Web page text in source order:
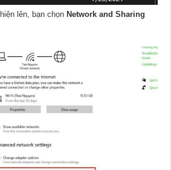
hiện lên, bạn chọnNetwork and Sharing